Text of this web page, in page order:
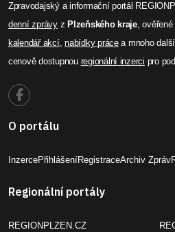
Zpravodajský a informační portál
denní zprávyz Plzeňského kraje, ověřené
kalendář akcí,nabídky prácea mnoho
cenově dostupnou regionální inzerci pro
O portálu
InzercePřihlášeníRegistraceArchiv Zpráv
Regionální portály
REGIONPLZEN.CZ